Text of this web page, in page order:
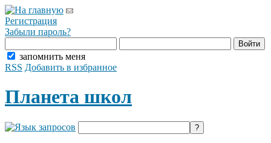
Регистрация
Забыли пароль?
запомнить меня
RSS Добавить в избранное
Планета школ